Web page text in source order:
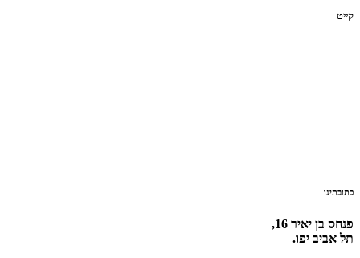
קייט
כתובתינו
פנחס בן יאיר 16,
תל אביב יפו.